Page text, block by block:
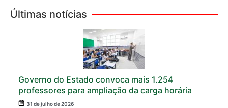
Últimas notícias
Governo do Estado convoca mais 1.254
professores para ampliação da carga horária
31 de julho de 2026